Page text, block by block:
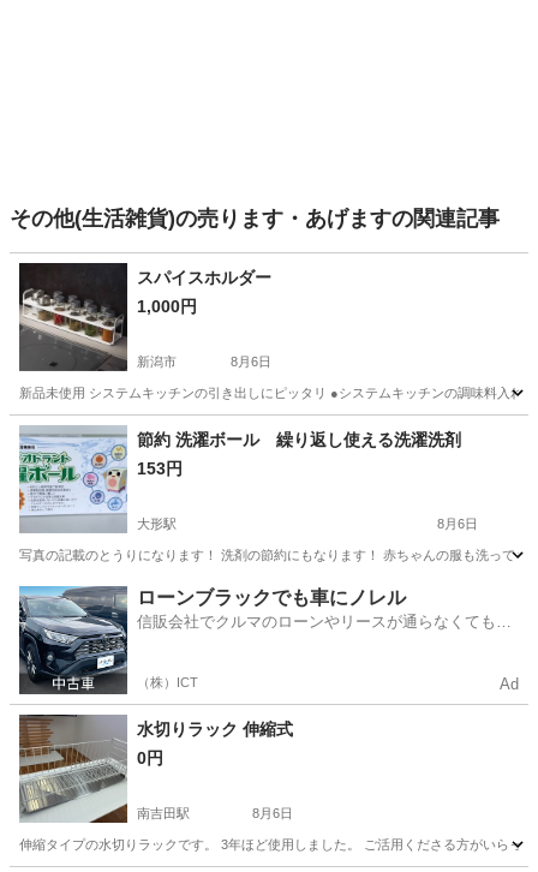
その他(生活雑貨)の売ります・あげますの関連記事
スパイスホルダー
1,000円
新潟市 8月6日
新品未使用 システムキッチンの引き出しにピッタリ ●システムキッチンの調味料入
新潟 新潟市 調理器具 システムキッチン
節約 洗濯ボール 繰り返し使える洗濯洗剤
153円
大形駅 8月6日
写真の記載のとうりになります！ 洗剤の節約にもなります！ 赤ちゃんの服も洗っても
新潟 新潟市 大形駅 洗濯用品
ローンブラックでも車にノレル
信販会社でクルマのローンやリースが通らなくてもク
（株）ICT Ad
水切りラック 伸縮式
0円
南吉田駅 8月6日
伸縮タイプの水切りラックです。 3年ほど使用しました。 ご活用くださる方がいらっ